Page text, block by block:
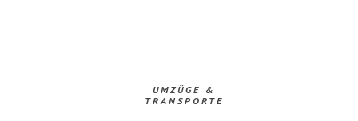
UMZÜGE &
TRANSPORTE